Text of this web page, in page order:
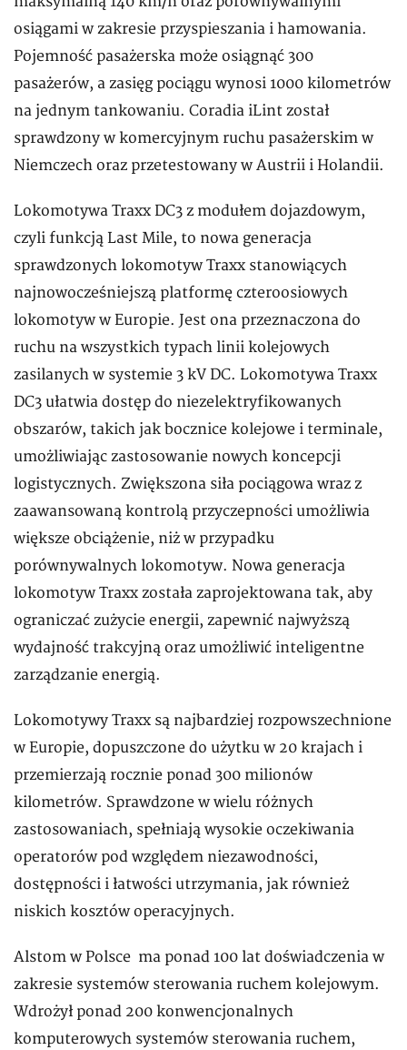
osiągami w zakresie przyspieszania i hamowania.
Pojemność pasażerska może osiągnąć 300
pasażerów, a zasięg pociągu wynosi 1000 kilometrów
na jednym tankowaniu. Coradia iLint został
sprawdzony w komercyjnym ruchu pasażerskim w
Niemczech oraz przetestowany w Austrii i Holandii.
Lokomotywa Traxx DC3 z modułem dojazdowym,
czyli funkcją Last Mile, to nowa generacja
sprawdzonych lokomotyw Traxx stanowiących
najnowocześniejszą platformę czteroosiowych
lokomotyw w Europie. Jest ona przeznaczona do
ruchu na wszystkich typach linii kolejowych
zasilanych w systemie 3 kV DC. Lokomotywa Traxx
DC3 ułatwia dostęp do niezelektryfikowanych
obszarów, takich jak bocznice kolejowe i terminale,
umożliwiając zastosowanie nowych koncepcji
logistycznych. Zwiększona siła pociągowa wraz z
zaawansowaną kontrolą przyczepności umożliwia
większe obciążenie, niż w przypadku
porównywalnych lokomotyw. Nowa generacja
lokomotyw Traxx została zaprojektowana tak, aby
ograniczać zużycie energii, zapewnić najwyższą
wydajność trakcyjną oraz umożliwić inteligentne
zarządzanie energią.
Lokomotywy Traxx są najbardziej rozpowszechnione
w Europie, dopuszczone do użytku w 20 krajach i
przemierzają rocznie ponad 300 milionów
kilometrów. Sprawdzone w wielu różnych
zastosowaniach, spełniają wysokie oczekiwania
operatorów pod względem niezawodności,
dostępności i łatwości utrzymania, jak również
niskich kosztów operacyjnych.
Alstom w Polsce ma ponad 100 lat doświadczenia w
zakresie systemów sterowania ruchem kolejowym.
Wdrożył ponad 200 konwencjonalnych
komputerowych systemów sterowania ruchem,